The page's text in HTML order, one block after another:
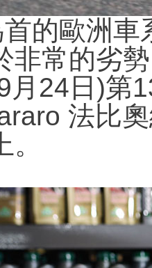
的歐洲
非常的劣
月24日)第
法比